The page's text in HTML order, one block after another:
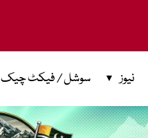
نیوز سوشل / فیکٹ چیک